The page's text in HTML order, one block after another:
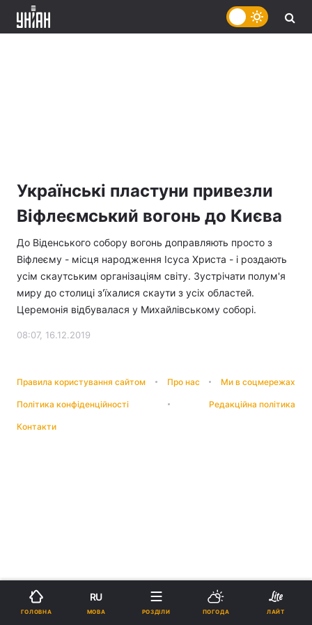
Українські пластуни привезли
Віфлеємський вогонь до Києва
До Віденського собору вогонь доправляють просто з
Віфлеєму - місця народження Ісуса Христа - і роздають
усім скаутським організаціям світу. Зустрічати полум'я
миру до столиці з'їхалися скаути з усіх областей.
Церемонія відбувалася у Михайлівському соборі.
08:07, 16.12.2019
Правила користування сайтом Про нас Ми в соцмережах
Політика конфіденційності Редакційна політика
Контакти
ГОЛОВНА
RU
МОВА РОЗДІЛИ ПОГОДА ЛАЙТ